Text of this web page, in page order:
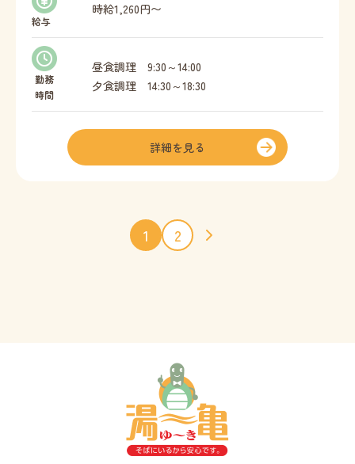
給与
時給1,260円〜
勤務
時間
昼食調理 9:30～14:00
夕食調理 14:30～18:30
詳細を見る
1 2